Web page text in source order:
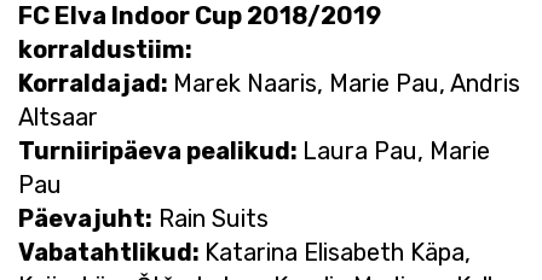
FC Elva Indoor Cup 2018/2019
korraldustiim:
Korraldajad: Marek Naaris, Marie Pau, Andris
Altsaar
Turniiripäeva pealikud: Laura Pau, Marie
Pau
Päevajuht: Rain Suits
Vabatahtlikud: Katarina Elisabeth Käpa,